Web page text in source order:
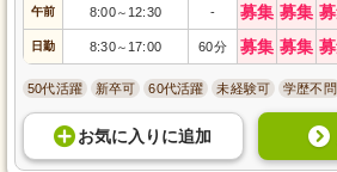
午前 8:00～ 12:30 - 募集 募集
日勤 8:30～ 17:00 60分 募集 募集
50代活躍 新卒可 60代活躍 未経験可 学歴不問
お気に入り に追加